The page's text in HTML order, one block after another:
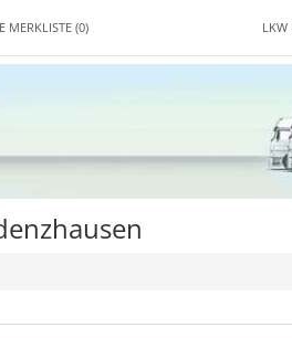
MERKLISTE(0) LKW